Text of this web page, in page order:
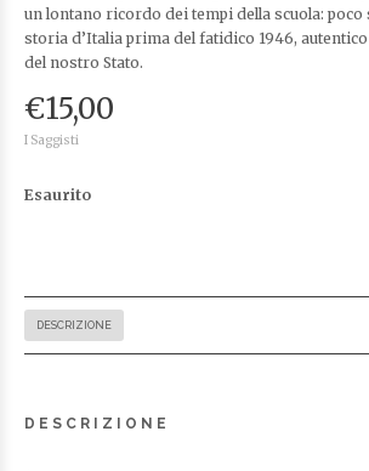
un lontano ricordo dei tempi della scuola: poco
storia d’Italia prima del fatidico 1946,
del nostro Stato.
€15,00
I Saggisti
Esaurito
DESCRIZIONE
DESCRIZIONE